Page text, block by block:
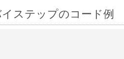
ステップのコード例